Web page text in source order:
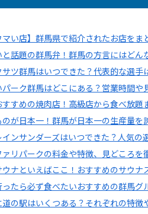
マい店】群馬県で紹介されたお店をま
と話題の群馬弁！群馬の方言にはどん
サツ群馬はいつできた？代表的な選手
パーク群馬はどこにある？営業時間や
すすめの焼肉店！高級店から食べ放題
のが日本一！群馬が日本一の生産量を
ンサンダーズはいつできた？人気の
リパークの料金や特徴、見どころを
ウナといえばここ！おすすめのサウナ
たら必ず食べたいおすすめの群馬グ
道の駅はいくつある？それぞれの特徴